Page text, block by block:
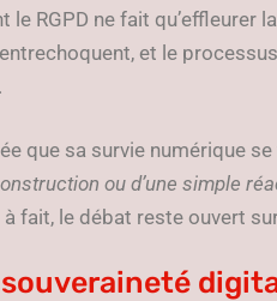
RGPD ne fait qu’effleurer
et le
que sa survie numérique
ou d’une simple
fait, le débat reste ouvert